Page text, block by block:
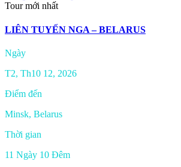
Tour mới nhất
LIÊN TUYẾN NGA – BELARUS
Ngày
T2, Th10 12, 2026
Điểm đến
Minsk, Belarus
Thời gian
11 Ngày 10 Đêm